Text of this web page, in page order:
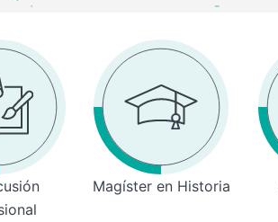
Magíster en Historia